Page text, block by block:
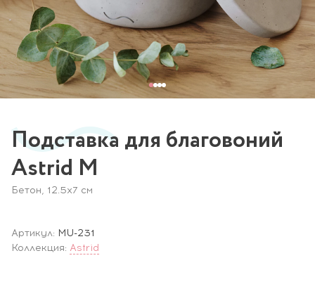
Подставка для благовоний
Astrid M
Бетон, 12.5х7 см
Артикул: MU-231
Коллекция: Astrid